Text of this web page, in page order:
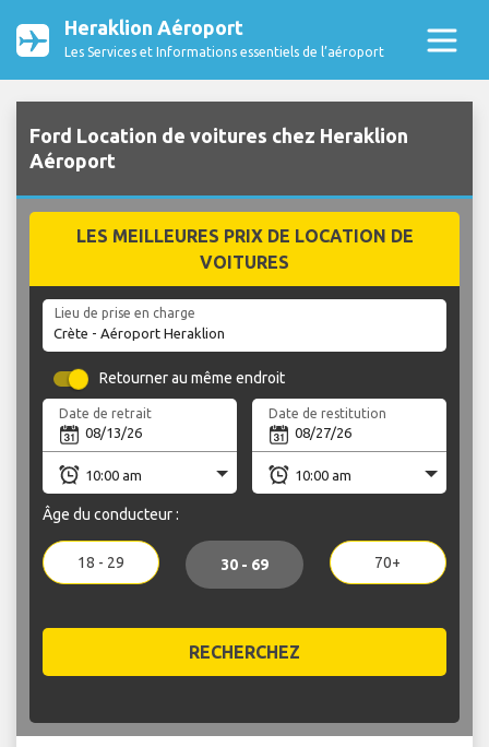
Heraklion Aéroport
Les Services et Informations essentiels de l’aéroport
Ford Location de voitures chez Heraklion
Aéroport
LES MEILLEURES PRIX DE LOCATION DE
VOITURES
Lieu de prise en charge
Retourner au même endroit
Date de retrait Date de restitution
Âge du conducteur :
18 - 29 30 - 69 70+
RECHERCHEZ